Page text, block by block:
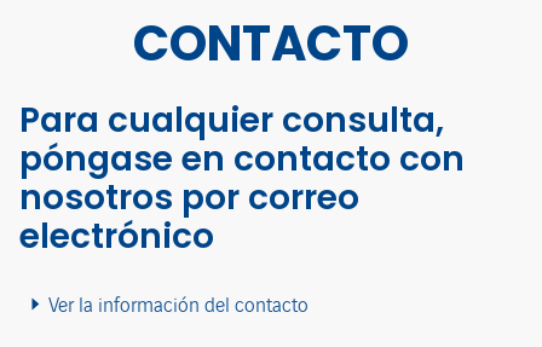
CONTACTO
Para cualquier consulta,
póngase en contacto con
nosotros por correo
electrónico
Ver la información del contacto